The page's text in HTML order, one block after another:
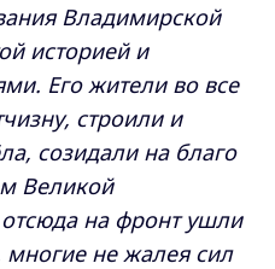
Владимирской
историей и
Его жители во все
строили и
созидали на благо
Великой
на фронт ушли
не жалея сил